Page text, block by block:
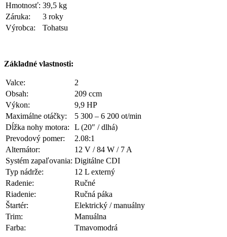
Hmotnosť: 39,5 kg
Záruka:
3 roky
Výrobca:
Tohatsu
Základné vlastnosti:
Valce:
2
Obsah:
209 ccm
Výkon:
9,9 HP
Maximálne otáčky:
5 300 – 6 200 ot/min
Dĺžka nohy motora:
L (20″ / dlhá)
Prevodový pomer:
2.08:1
Alternátor:
12 V / 84 W / 7 A
Systém zapaľovania: Digitálne CDI
Typ nádrže:
12 L externý
Radenie:
Ručné
Riadenie:
Ručná páka
Štartér:
Elektrický / manuálny
Trim:
Manuálna
Farba:
Tmavomodrá